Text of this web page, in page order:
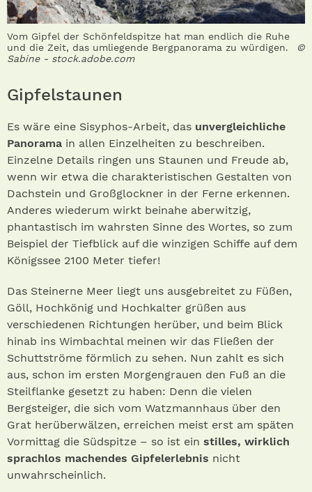
Vom Gipfel der Schönfeldspitze hat man endlich die Ruhe
und die Zeit, das umliegende Bergpanorama zu würdigen.
©
Sabine - stock.adobe.com
Gipfelstaunen
Es wäre eine Sisyphos-Arbeit, das unvergleichliche
Panorama in allen Einzelheiten zu beschreiben.
Einzelne Details ringen uns Staunen und Freude ab,
wenn wir etwa die charakteristischen Gestalten von
Dachstein und Großglockner in der Ferne erkennen.
Anderes wiederum wirkt beinahe aberwitzig,
phantastisch im wahrsten Sinne des Wortes, so zum
Beispiel der Tiefblick auf die winzigen Schiffe auf dem
Königssee 2100 Meter tiefer!
Das Steinerne Meer liegt uns ausgebreitet zu Füßen,
Göll, Hochkönig und Hochkalter grüßen aus
verschiedenen Richtungen herüber, und beim Blick
hinab ins Wimbachtal meinen wir das Fließen der
Schuttströme förmlich zu sehen. Nun zahlt es sich
aus, schon im ersten Morgengrauen den Fuß an die
Steilflanke gesetzt zu haben: Denn die vielen
Bergsteiger, die sich vom Watzmannhaus über den
Grat herüberwälzen, erreichen meist erst am späten
Vormittag die Südspitze – so ist ein stilles, wirklich
sprachlos machendes Gipfelerlebnis nicht
unwahrscheinlich.